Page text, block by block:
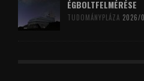
ÉGBOLTFELMÉRÉSE
TUDOMÁNYPLÁZA 2026/